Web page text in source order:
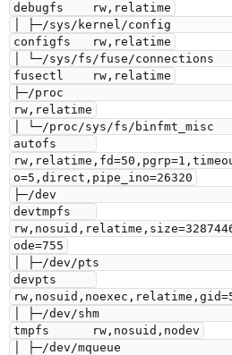
debugfs    rw,relatime
│ ├─/sys/kernel/config
configfs   rw,relatime
│ └─/sys/fs/fuse/
fusectl    rw,relatime
├─/proc
rw,relatime
│ └─/proc/sys/fs/
autofs
o=5,direct,pipe_ino=26320
├─/dev
devtmpfs
ode=755
│ ├─/dev/pts
devpts
│ ├─/dev/shm
tmpfs      rw,nosuid,nodev
│ ├─/dev/mqueue